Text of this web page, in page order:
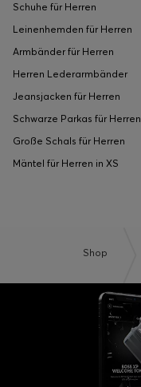
Schuhe für Herren
Leinenhemden für Herren
Armbänder für Herren
Herren Lederarmbänder
Jeansjacken für Herren
Schwarze Parkas für Herren
Große Schals für Herren
Mäntel für Herren in XS
Shop